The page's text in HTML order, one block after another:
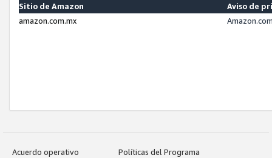
Sitio de Amazon
Aviso de
amazon.com.mx
Acuerdo operativo
Políticas del Programa